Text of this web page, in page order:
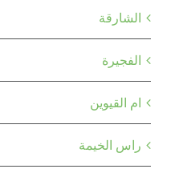
الشارقة
الفجيرة
ام القيوين
راس الخيمة